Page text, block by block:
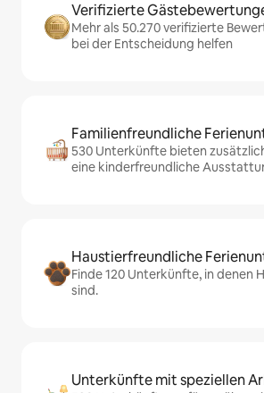
Verifizierte
Mehr als 50.270 verifizierte
bei der Entscheidung helfen
Familienfreundliche
530 Unterkünfte bieten
eine kinderfreundliche
Haustierfreundliche
Finde 120 Unterkünfte, in denen
sind.
Unterkünfte mit speziellen